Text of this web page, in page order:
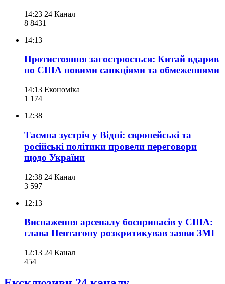
14:23 24 Канал
8 8431
14:13
Протистояння загострюється: Китай вдарив
по США новими санкціями та обмеженнями
14:13 Економіка
1 174
12:38
Таємна зустріч у Відні: європейські та
російські політики провели переговори
щодо України
12:38 24 Канал
3 597
12:13
Виснаження арсеналу боєприпасів у США:
глава Пентагону розкритикував заяви ЗМІ
12:13 24 Канал
454